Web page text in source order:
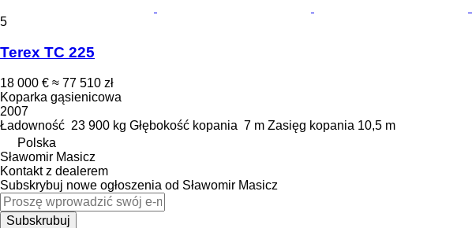
5
Terex TC 225
18 000 € ≈ 77 510 zł
Koparka gąsienicowa
2007
Ładowność 23 900 kg Głębokość kopania 7 m Zasięg kopania 10,5 m
Polska
Sławomir Masicz
Kontakt z dealerem
Subskrybuj nowe ogłoszenia od Sławomir Masicz
Subskrubuj